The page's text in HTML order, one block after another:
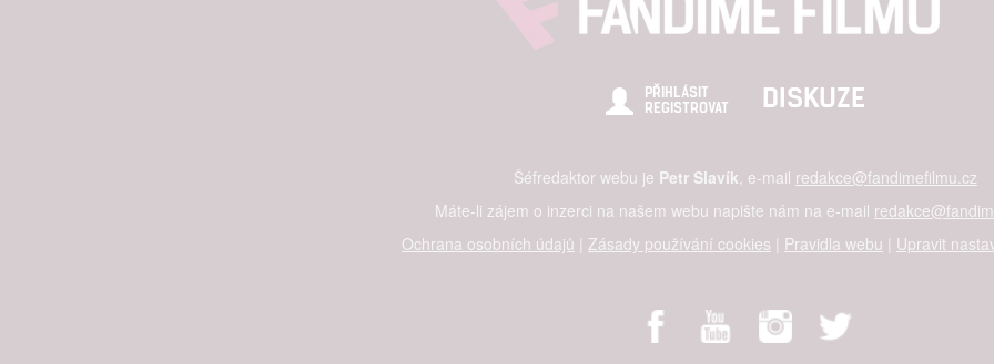
PŘIHLÁSIT
REGISTROVAT
DISKUZE
Šéfredaktor webu je Petr Slavík, e-mail redakce@fandimefilmu.cz
Máte-li zájem o inzerci na našem webu napište nám na e-mail
Ochrana osobních údajů | Zásady používání cookies | Pravidla webu | Upravit